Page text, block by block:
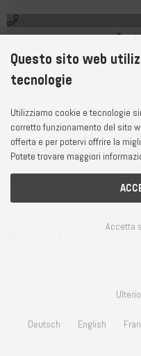
Il nostro team di supporto
l'acquisto e sarà felice
informativa sulla privacy
Questo sito web
tecnologie
Utilizziamo cookie e tecnologie
corretto funzionamento del sito
offerta e per potervi offrire la
Potete trovare maggiori
Accetta
Deutsch English